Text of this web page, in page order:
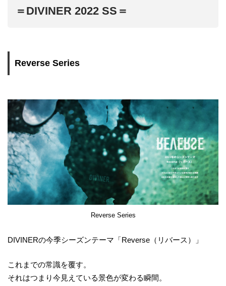
＝DIVINER 2022 SS＝
Reverse Series
Reverse Series
DIVINERの今季シーズンテーマ「Reverse（リバース）」
これまでの常識を覆す。
それはつまり今見えている景色が変わる瞬間。